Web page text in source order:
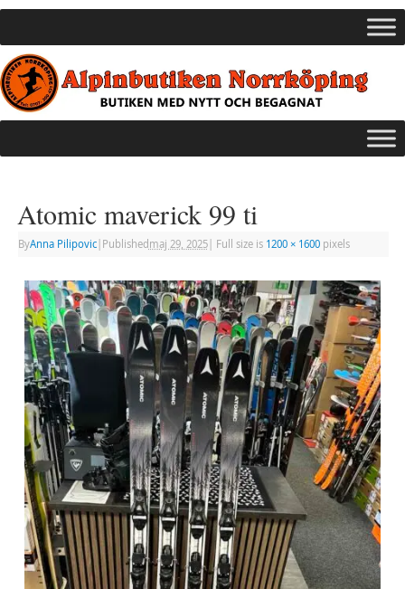
Atomic maverick 99 ti
ByAnna Pilipovic| Published maj 29, 2025| Full size is 1200 × 1600pixels